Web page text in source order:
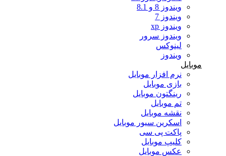
ویندوز 8 و 8.1
ویندوز 7
ویندوز xp
ویندوز سرور
لینوکس
ویندوز
موبایل
نرم افزار موبایل
بازی موبایل
رینگتون موبایل
تم موبایل
نقشه موبایل
اسکرین سیور موبایل
پاکت پی سی
کلیپ موبایل
عکس موبایل